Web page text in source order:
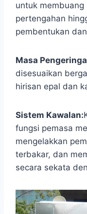
untuk membuang
pertengahan
pembentukan
Masa
disesuaikan
hirisan epal dan
Sistem Kawalan:
fungsi pemasa
mengelakkan
terbakar, dan
secara sekata